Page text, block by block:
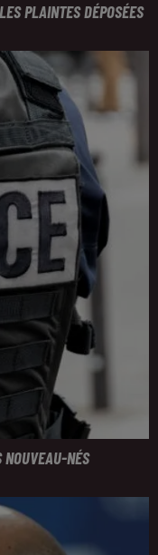
PLAINTES DÉPOSÉES
NOUVEAU-NÉS